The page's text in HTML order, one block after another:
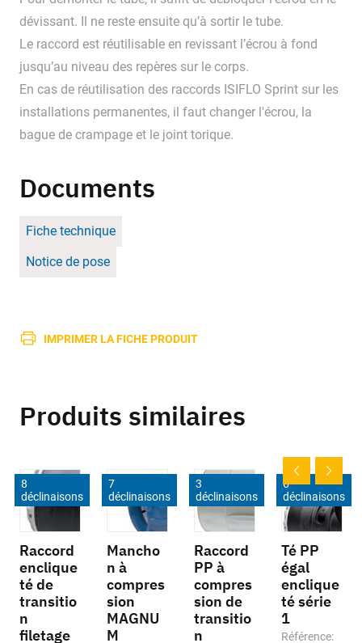
dévissant. Il ne reste ensuite qu’à sortir le tube.
Le raccord est réutilisable en revissant l’écrou à fond
jusqu’au niveau des repères sur le corps.
En cas de réutilisation des raccords ISIFLO Sprint sur les
installations permanentes, il faut changer l'écrou, la
bague de crampage et le joint torique.
Documents
Fiche technique
Notice de pose
IMPRIMER LA FICHE PRODUIT
Produits similaires
8
déclinaisons
Raccord
enclique
té de
transitio
n
filetage
7
déclinaisons
Mancho
n à
compres
sion
MAGNU
M
3
déclinaisons
Raccord
PP à
compres
sion de
transitio
n
6
déclinaisons
Té PP
égal
enclique
té série
1
Référence: